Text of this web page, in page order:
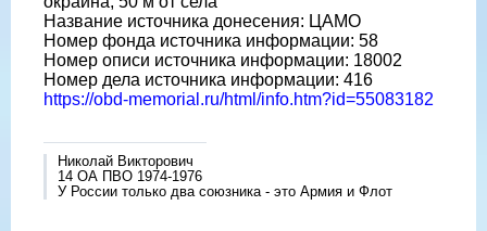
Название источника донесения: ЦАМО
Номер фонда источника информации: 58
Номер описи источника информации: 18002
Номер дела источника информации: 416
https://obd-memorial.ru/html/info.htm?id=55083182
Николай Викторович
14 ОА ПВО 1974-1976
У России только два союзника - это Армия и Флот